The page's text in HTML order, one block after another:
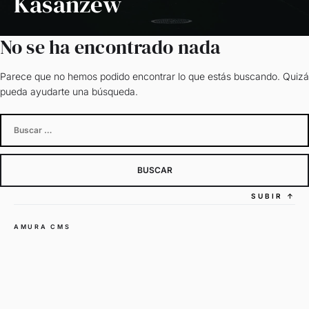
No se ha encontrado nada
Parece que no hemos podido encontrar lo que estás buscando. Quizá
pueda ayudarte una búsqueda.
SUBIR ↑
AMURA CMS